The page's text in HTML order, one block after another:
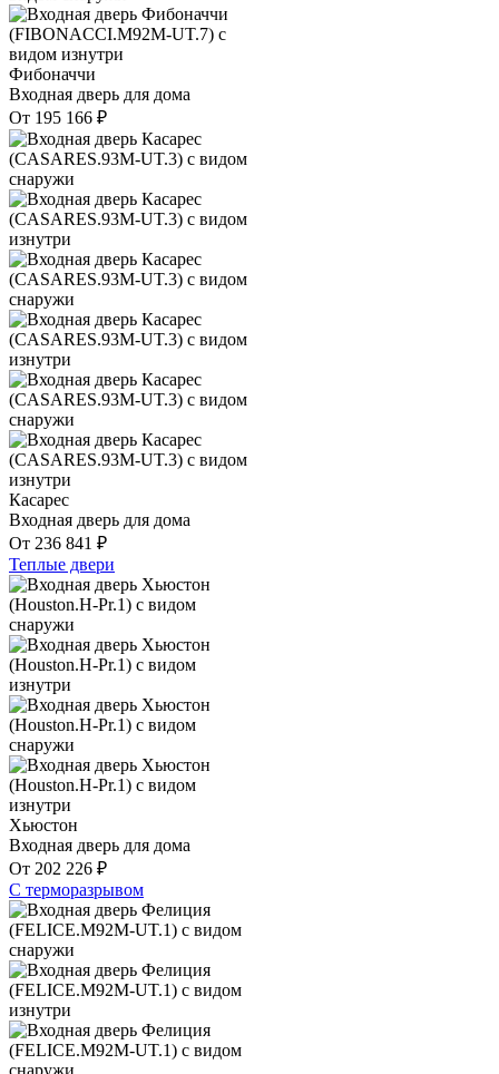
Фибоначчи
Входная дверь для дома
От 195 166 ₽
Касарес
Входная дверь для дома
От 236 841 ₽
Теплые двери
Хьюстон
Входная дверь для дома
От 202 226 ₽
С терморазрывом